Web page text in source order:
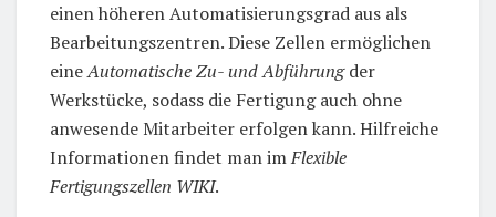
einen höheren Automatisierungsgrad aus als
Bearbeitungszentren. Diese Zellen ermöglichen
eineAutomatische Zu- und Abführungder
Werkstücke, sodass die Fertigung auch ohne
anwesende Mitarbeiter erfolgen kann. Hilfreiche
Informationen findet man imFlexible
Fertigungszellen WIKI.